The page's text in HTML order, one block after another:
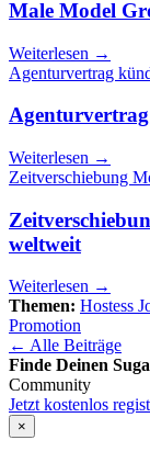
Male Model
Weiterlesen →
Agenturvertrag
Weiterlesen →
Zeitverschiebung
weltweit
Weiterlesen →
Themen: Hostess
Promotion
← Alle Beiträge
Finde Deinen
Community
Jetzt kostenlos
×